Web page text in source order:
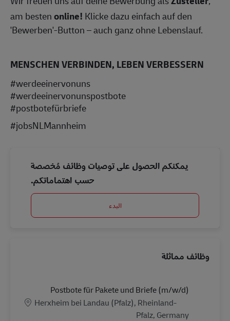
am bestenonline! Klicke dazu einfach auf den
'Bewerben'-Button – auch ganz ohne Lebenslauf.
MENSCHEN VERBINDEN, LEBEN VERBESSERN
#werdeeinervonuns
#werdeeinervonunspostbote
#postbotefürbriefe
#jobsNLMannheim
يمكنكم الحصول على توصيات وظائف مُخصصة
حسب اهتماماتكم.
البدء
وظائف مماثلة
Postbote für Pakete und Briefe (m/w/d)
الموقع
Herxheim bei Landau (Pfalz), Rheinland-
Pfalz, Germany